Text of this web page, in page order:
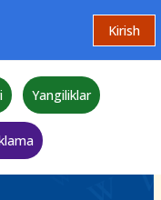
Kirish
Yangiliklar